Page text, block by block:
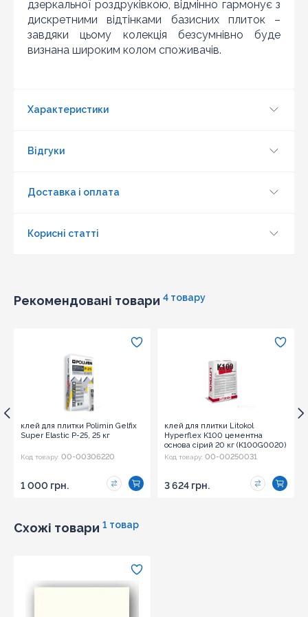
дзеркальної роздруківкою, відмінно гармонує з
дискретними відтінками базисних плиток –
завдяки цьому колекція безсумнівно буде
визнана широким колом споживачів.
Характеристики
Відгуки
Доставка і оплата
Корисні статті
Рекомендовані товари 4 товару
клей для плитки Polimin Gelfix
Super Elastic P-25, 25 кг
Код товару: 00-00306220
1 000 грн.
клей для плитки Litokol
Hyperflex K100 цементна
основа сірий 20 кг (K100G0020)
Код товару: 00-00250031
3 624 грн.
Схожі товари 1 товар
магазині актуальна і діюча)
Надіслати